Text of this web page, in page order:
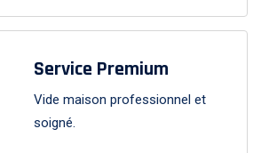
Service Premium
Vide maison professionnel et
soigné.